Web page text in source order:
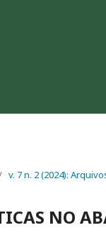
v. 7 n. 2 (2024):
NO